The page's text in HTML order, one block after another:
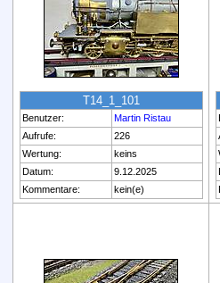
T14_1_101
Benutzer:
Martin Ristau
Aufrufe:
226
Wertung:
keins
Datum:
9.12.2025
Kommentare:
kein(e)